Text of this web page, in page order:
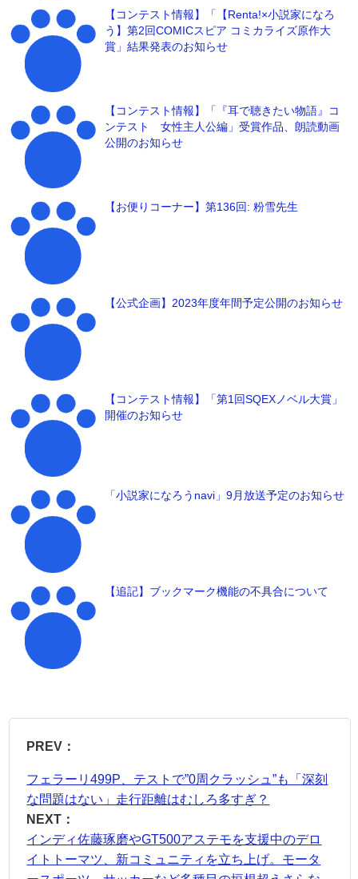
【コンテスト情報】「【Renta!×小説家になろ
う】第2回COMICスピア コミカライズ原作大
賞」結果発表のお知らせ
【コンテスト情報】「『耳で聴きたい物語』コ
ンテスト 女性主人公編」受賞作品、朗読動画
公開のお知らせ
【お便りコーナー】第136回: 粉雪先生
【公式企画】2023年度年間予定公開のお知らせ
【コンテスト情報】「第1回SQEXノベル大賞」
開催のお知らせ
「小説家になろうnavi」9月放送予定のお知らせ
【追記】ブックマーク機能の不具合について
PREV：
フェラーリ499P、テストで”0周クラッシュ”も「深刻
な問題はない」走行距離はむしろ多すぎ？
NEXT：
インディ佐藤琢磨やGT500アステモを支援中のデロ
イトトーマツ、新コミュニティを立ち上げ。モータ